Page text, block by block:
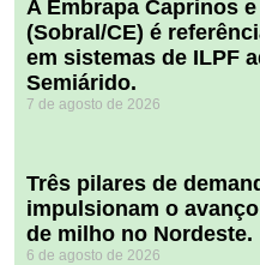
A Embrapa Caprinos
(Sobral/CE) é
em sistemas de ILPF
Semiárido.
7 de agosto de 2026
​Três pilares de
impulsionam o
de milho no Nordeste.
6 de agosto de 2026